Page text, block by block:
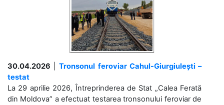
30.04.2026 |Tronsonul feroviar Cahul-Giurgiulești –
testat
La 29 aprilie 2026, Întreprinderea de Stat „Calea Ferată
din Moldova” a efectuat testarea tronsonului feroviar de